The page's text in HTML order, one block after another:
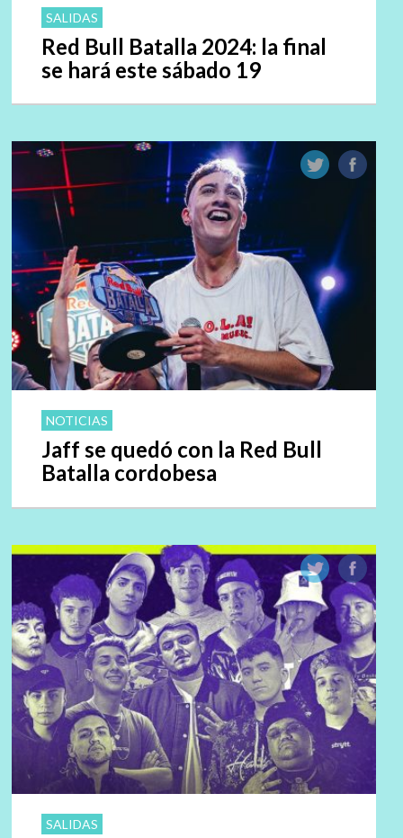
SALIDAS
Red Bull Batalla 2024: la final
se hará este sábado 19
NOTICIAS
Jaff se quedó con la Red Bull
Batalla cordobesa
SALIDAS